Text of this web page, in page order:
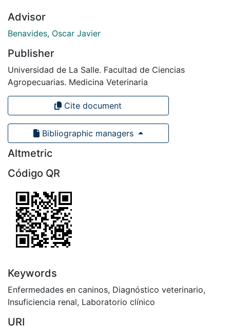
Advisor
Benavides, Oscar Javier
Publisher
Universidad de La Salle. Facultad de Ciencias
Agropecuarias. Medicina Veterinaria
Cite document
Bibliographic managers
Altmetric
Código QR
Keywords
Enfermedades en caninos, Diagnóstico veterinario,
Insuficiencia renal, Laboratorio clínico
URI